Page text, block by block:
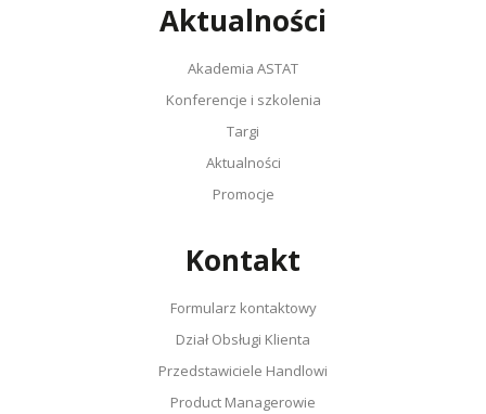
Aktualności
Akademia ASTAT
Konferencje i szkolenia
Targi
Aktualności
Promocje
Kontakt
Formularz kontaktowy
Dział Obsługi Klienta
Przedstawiciele Handlowi
Product Managerowie